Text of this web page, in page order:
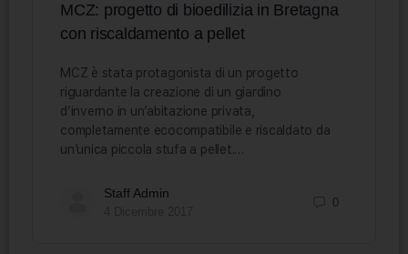
MCZ: progetto di bioedilizia in Bretagna
con riscaldamento a pellet
MCZ è stata protagonista di un progetto
riguardante la creazione di un giardino
d’inverno in un’abitazione privata,
completamente ecocompatibile e riscaldato da
un’unica piccola stufa a pellet.…
Staff Admin
0